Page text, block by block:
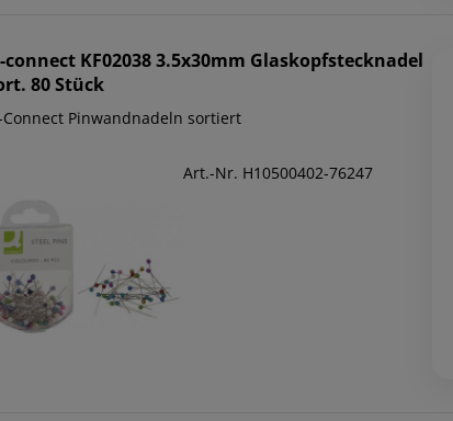
connect KF02038 3.5x30mm Glaskopfstecknadel
80 Stück
Connect Pinwandnadeln sortiert
Art.-Nr. H10500402-76247